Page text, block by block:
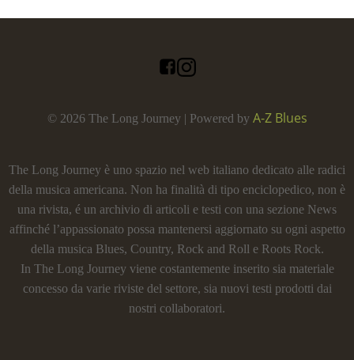
© 2026 The Long Journey | Powered by A-Z Blues
The Long Journey è uno spazio nel web italiano dedicato alle radici
della musica americana. Non ha finalità di tipo enciclopedico, non è
una rivista, é un archivio di articoli e testi con una sezione News
affinché l’appassionato possa mantenersi aggiornato su ogni aspetto
della musica Blues, Country, Rock and Roll e Roots Rock.
In The Long Journey viene costantemente inserito sia materiale
concesso da varie riviste del settore, sia nuovi testi prodotti dai
nostri collaboratori.